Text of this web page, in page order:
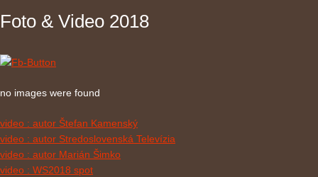
Foto & Video 2018
no images were found
video : autor Štefan Kamenský
video : autor Stredoslovenská Televízia
video : autor Marián Šimko
video : WS2018 spot